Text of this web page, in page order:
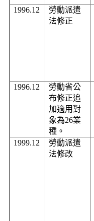
1996.12
勞動派遣
法修正
1996.12
勞動省公
布修正追
加適用對
象為26業
種。
1999.12
勞動派遣
法修改